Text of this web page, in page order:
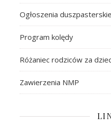
Ogłoszenia duszpasterskie
Program kolędy
Różaniec rodziców za
Zawierzenia NMP